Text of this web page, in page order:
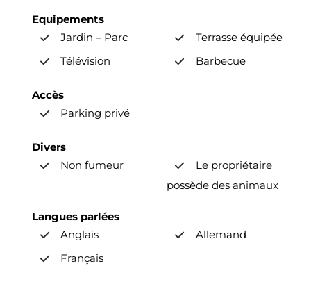
Equipements
Jardin – Parc
Terrasse équipée
Télévision
Barbecue
Accès
Parking privé
Divers
Non fumeur
Le propriétaire
possède des animaux
Langues parlées
Anglais
Allemand
Français